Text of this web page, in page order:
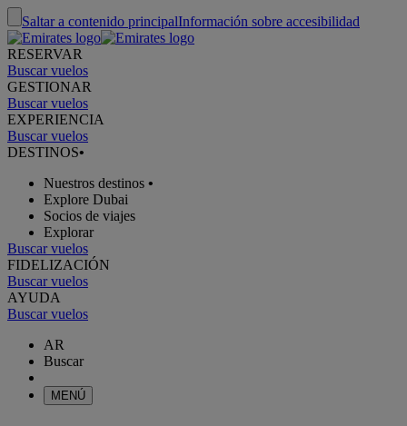
Saltar a contenido principalInformación sobre accesibilidad
RESERVAR
Buscar vuelos
GESTIONAR
Buscar vuelos
EXPERIENCIA
Buscar vuelos
DESTINOS•
Nuestros destinos •
Explore Dubai
Socios de viajes
Explorar
Buscar vuelos
FIDELIZACIÓN
Buscar vuelos
AYUDA
Buscar vuelos
AR
Buscar
MENÚ